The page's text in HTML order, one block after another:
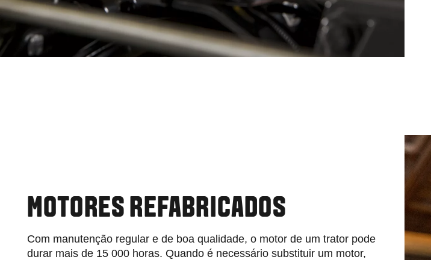
MOTORES REFABRICADOS
Com manutenção regular e de boa qualidade, o motor de um trator pode
durar mais de 15 000 horas. Quando é necessário substituir um motor,